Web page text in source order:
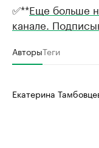
✅**Еще больше
канале.
АвторыТеги
Екатерина